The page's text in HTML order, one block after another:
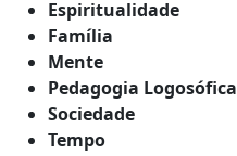
Espiritualidade
Família
Mente
Pedagogia Logosófica
Sociedade
Tempo